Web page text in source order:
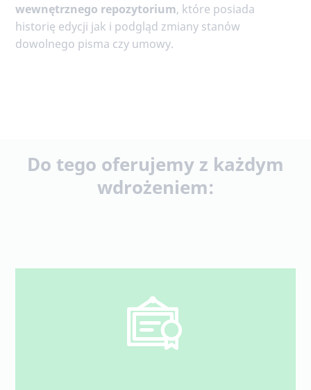
wewnętrznego repozytorium, które posiada
historię edycji jak i podgląd zmiany stanów
dowolnego pisma czy umowy.
Do tego oferujemy z każdym
wdrożeniem: